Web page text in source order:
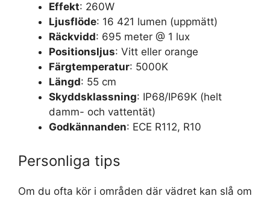
Effekt: 260W
Ljusflöde: 16 421 lumen (uppmätt)
Räckvidd: 695 meter @ 1 lux
Positionsljus: Vitt eller orange
Färgtemperatur: 5000K
Längd: 55 cm
Skyddsklassning: IP68/IP69K (helt
damm- och vattentät)
Godkännanden: ECE R112, R10
Personliga tips
Om du ofta kör i områden där vädret kan slå om